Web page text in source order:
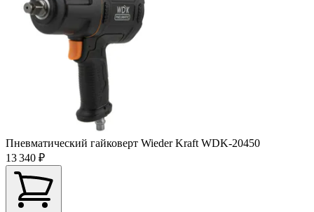
Пневматический гайковерт Wieder Kraft WDK-20450
13 340 ₽